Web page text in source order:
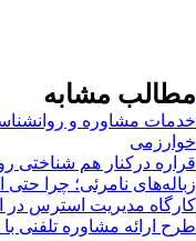
مطالب مشابه
خدمات مشاوره و
خوارزمی
قراره درکنار هم شناختی
زباله‌های نامرئی؛ چرا حتی
کارگاه مدیریت استرس در
طرح ارائه مشاوره تلفنی